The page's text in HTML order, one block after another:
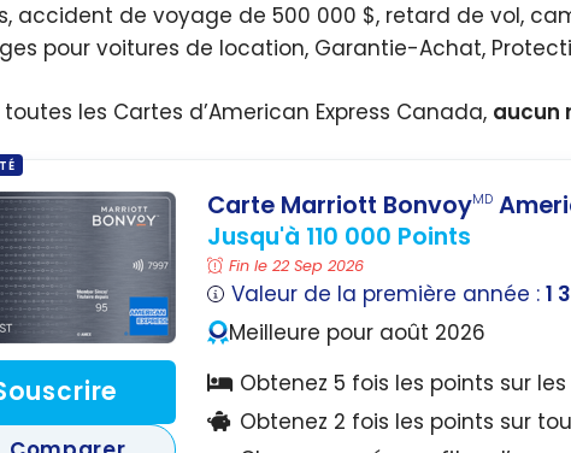
accident de voyage de 500 000 $, retard de vol,
pour voitures de location, Garantie-Achat,
les Cartes d’American Express Canada, aucun
Carte Marriott BonvoyMD
Jusqu'à 110 000 Points
Fin le 22 Sep 2026
Valeur de la première année :1
Meilleure pour août 2026
Obtenez 5 fois les points sur
Obtenez 2 fois les points sur